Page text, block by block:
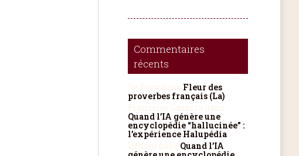
Commentaires
récents
Fleur des
proverbes français (La)
Quand l’IA génère une
encyclopédie “hallucinée” :
l’expérience Halupédia
Quand l’IA